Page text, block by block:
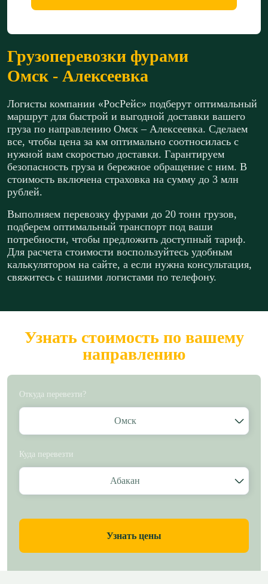
Грузоперевозки фурами
Омск - Алексеевка
Логисты компании «РосРейс» подберут оптимальный
маршрут для быстрой и выгодной доставки вашего
груза по направлению Омск – Алексеевка. Сделаем
все, чтобы цена за км оптимально соотносилась с
нужной вам скоростью доставки. Гарантируем
безопасность груза и бережное обращение с ним. В
стоимость включена страховка на сумму до 3 млн
рублей.
Выполняем перевозку фурами до 20 тонн грузов,
подберем оптимальный транспорт под ваши
потребности, чтобы предложить доступный тариф.
Для расчета стоимости воспользуйтесь удобным
калькулятором на сайте, а если нужна консультация,
свяжитесь с нашими логистами по телефону.
Узнать стоимость по вашему
направлению
Откуда перевезти?
Омск
Куда перевезти
Абакан
Узнать цены